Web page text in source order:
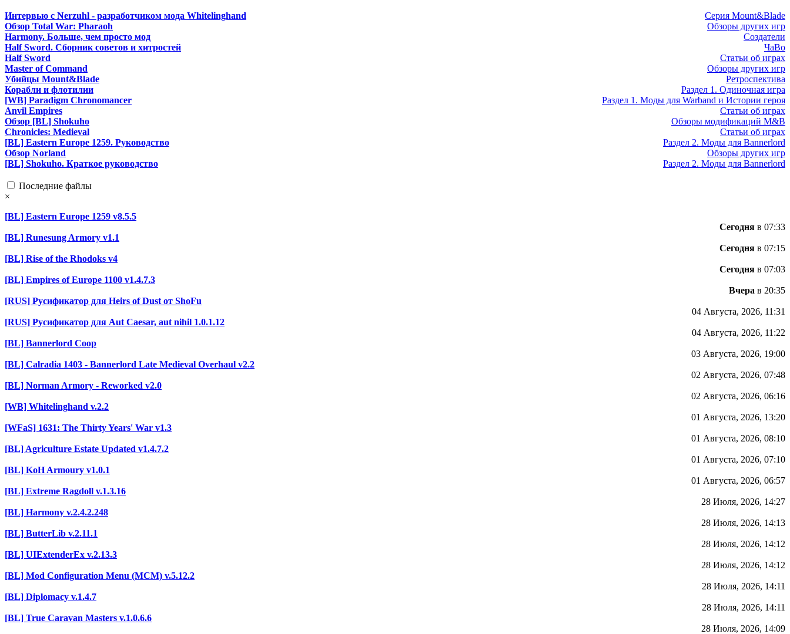
Серия Mount&Blade
Интервью с Nerzuhl - разработчиком мода Whitelinghand
Обзоры других игр
Обзор Total War: Pharaoh
Создатели
Harmony. Больше, чем просто мод
ЧаВо
Half Sword. Сборник советов и хитростей
Статьи об играх
Half Sword
Обзоры других игр
Master of Command
Ретроспектива
Убийцы Mount&Blade
Раздел 1. Одиночная игра
Корабли и флотилии
Раздел 1. Моды для Warband и Истории героя
[WB] Paradigm Chronomancer
Статьи об играх
Anvil Empires
Обзоры модификаций M&B
Обзор [BL] Shokuho
Статьи об играх
Chronicles: Medieval
Раздел 2. Моды для Bannerlord
[BL] Eastern Europe 1259. Руководство
Обзоры других игр
Обзор Norland
Раздел 2. Моды для Bannerlord
[BL] Shokuho. Краткое руководство
Последние файлы
×
[BL] Eastern Europe 1259 v8.5.5
Сегодня в 07:33
[BL] Runesung Armory v1.1
Сегодня в 07:15
[BL] Rise of the Rhodoks v4
Сегодня в 07:03
[BL] Empires of Europe 1100 v1.4.7.3
Вчера в 20:35
[RUS] Русификатор для Heirs of Dust от ShoFu
04 Августа, 2026, 11:31
[RUS] Русификатор для Aut Caesar, aut nihil 1.0.1.12
04 Августа, 2026, 11:22
[BL] Bannerlord Coop
03 Августа, 2026, 19:00
[BL] Calradia 1403 - Bannerlord Late Medieval Overhaul v2.2
02 Августа, 2026, 07:48
[BL] Norman Armory - Reworked v2.0
02 Августа, 2026, 06:16
[WB] Whitelinghand v.2.2
01 Августа, 2026, 13:20
[WFaS] 1631: The Thirty Years' War v1.3
01 Августа, 2026, 08:10
[BL] Agriculture Estate Updated v1.4.7.2
01 Августа, 2026, 07:10
[BL] KoH Armoury v1.0.1
01 Августа, 2026, 06:57
[BL] Extreme Ragdoll v.1.3.16
28 Июля, 2026, 14:27
[BL] Harmony v.2.4.2.248
28 Июля, 2026, 14:13
[BL] ButterLib v.2.11.1
28 Июля, 2026, 14:12
[BL] UIExtenderEx v.2.13.3
28 Июля, 2026, 14:12
[BL] Mod Configuration Menu (MCM) v.5.12.2
28 Июля, 2026, 14:11
[BL] Diplomacy v.1.4.7
28 Июля, 2026, 14:11
[BL] True Caravan Masters v.1.0.6.6
28 Июля, 2026, 14:09